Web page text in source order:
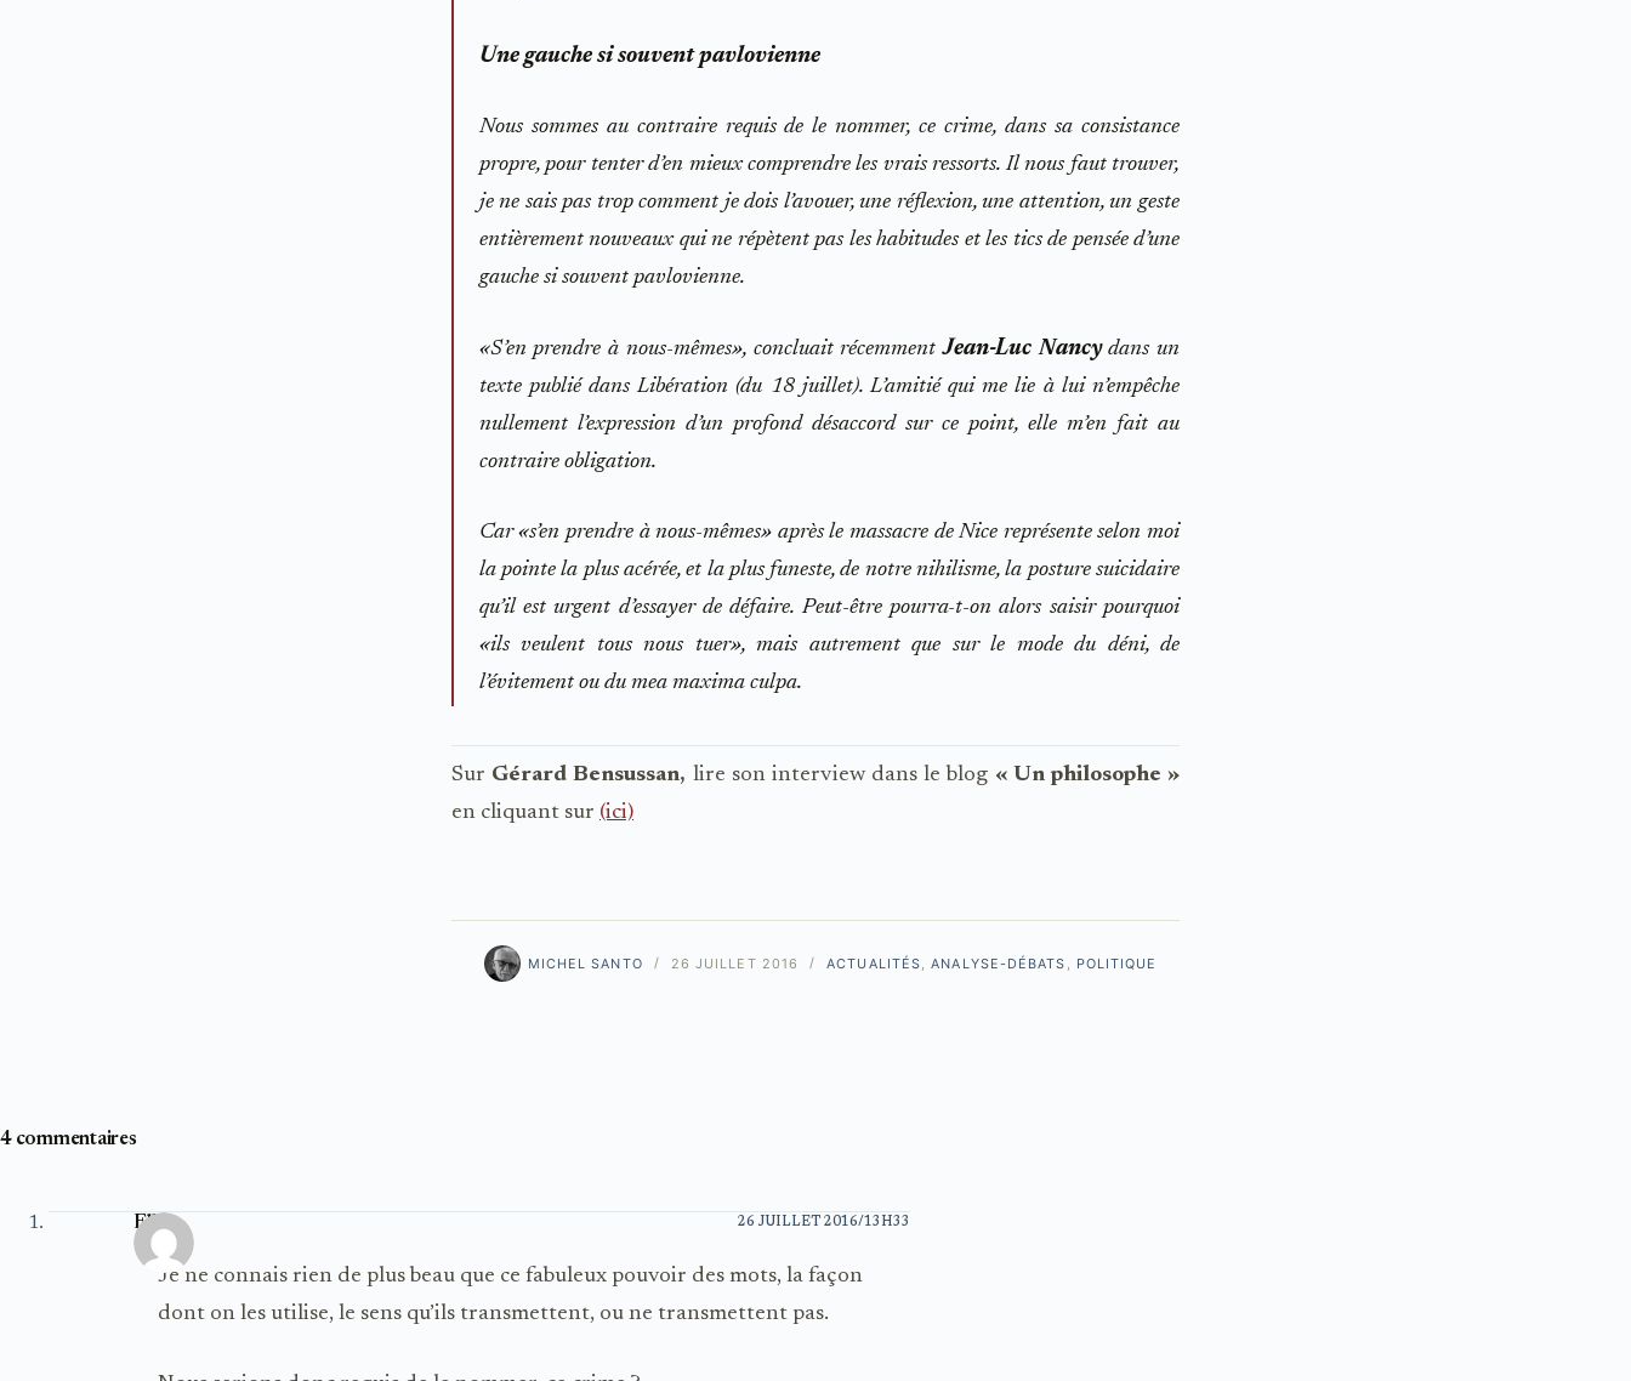
Une gauche si souvent pavlovienne
Nous sommes au contraire requis de le nommer, ce crime, dans sa consistance
propre, pour tenter d’en mieux comprendre les vrais ressorts. Il nous faut trouver,
je ne sais pas trop comment je dois l’avouer, une réflexion, une attention, un geste
entièrement nouveaux qui ne répètent pas les habitudes et les tics de pensée d’une
gauche si souvent pavlovienne.
«S’en prendre à nous-mêmes», concluait récemmentJean-Luc Nancydans un
texte publié dans Libération (du 18 juillet). L’amitié qui me lie à lui n’empêche
nullement l’expression d’un profond désaccord sur ce point, elle m’en fait au
contraire obligation.
Car «s’en prendre à nous-mêmes» après le massacre de Nice représente selon moi
la pointe la plus acérée, et la plus funeste, de notre nihilisme, la posture suicidaire
qu’il est urgent d’essayer de défaire. Peut-être pourra-t-on alors saisir pourquoi
«ils veulent tous nous tuer», mais autrement que sur le mode du déni, de
l’évitement ou du mea maxima culpa.
Sur Gérard Bensussan, lire son interview dans le blog « Un philosophe »
en cliquant sur (ici)
MICHEL SANTO 26 JUILLET 2016 ACTUALITÉS ,ANALYSE-DÉBATS POLITIQUE
4 commentaires
Elle 26 JUILLET 2016/13H33
Je ne connais rien de plus beau que ce fabuleux pouvoir des mots, la façon
dont on les utilise, le sens qu’ils transmettent, ou ne transmettent pas.